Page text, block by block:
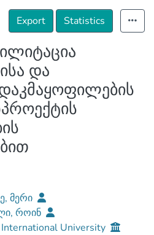
Details
Export
Statistics
და
მერი
როინ
International University